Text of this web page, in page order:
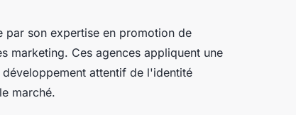
par son expertise en promotion de
marketing. Ces agences appliquent une
développement attentif de l'identité
marché.